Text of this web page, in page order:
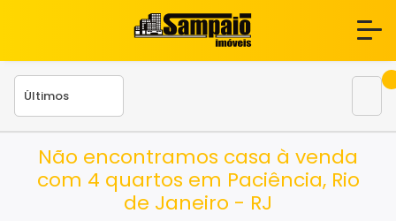
Não encontramos casa à venda
com 4 quartos em Paciência, Rio
de Janeiro - RJ